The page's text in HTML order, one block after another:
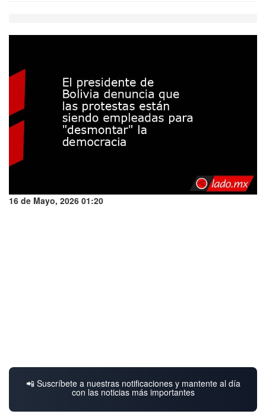
16 de Mayo, 2026 01:20
📲 Suscríbete a nuestras notificaciones y mantente al día
con las noticias más importantes